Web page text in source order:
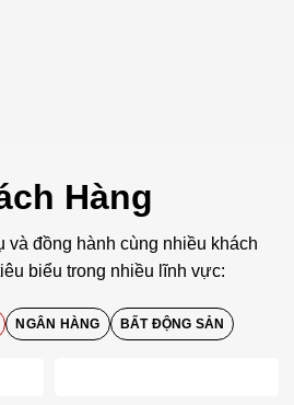
Hàng
và đồng hành cùng nhiều khách
biểu trong nhiều lĩnh vực:
NGÂN HÀNG BẤT ĐỘNG SẢN